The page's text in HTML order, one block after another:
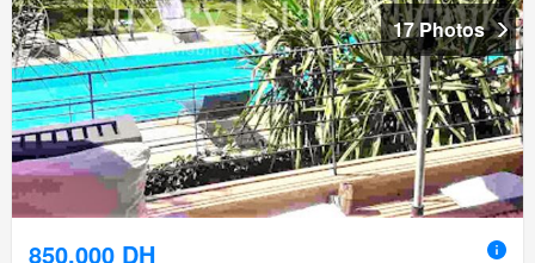
17 Photos
850.000 DH